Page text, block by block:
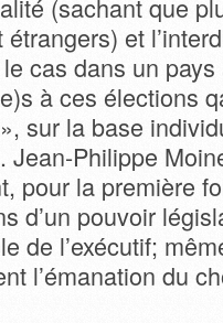
(sachant que
étrangers) et
le cas dans un
à ces élections
sur la base
Jean-Philippe
pour la première
d’un pouvoir
de l’exécutif;
l’émanation du